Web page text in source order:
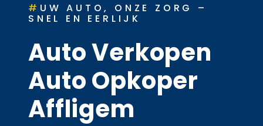
# UW AUTO, ONZE ZORG –
SNEL EN EERLIJK
Auto Verkopen
Auto Opkoper
Affligem